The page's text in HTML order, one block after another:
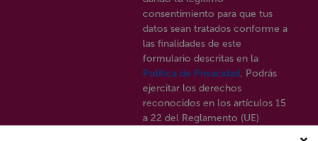
consentimiento para que tus
datos sean tratados conforme a
las finalidades de este
formulario descritas en la
Política de Privacidad. Podrás
ejercitar los derechos
reconocidos en los artículos 15
a 22 del Reglamento (UE)